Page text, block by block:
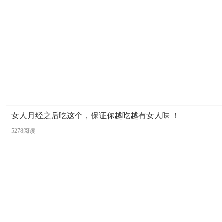
女人月经之后吃这个，保证你越吃越有女人味 ！
5278阅读